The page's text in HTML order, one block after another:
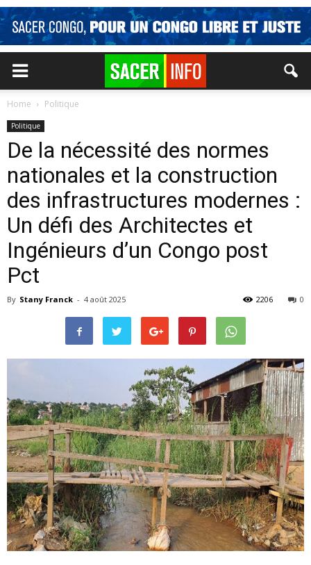
Home Politique
Politique
De la nécessité des normes
nationales et la construction
des infrastructures modernes :
Un défi des Architectes et
Ingénieurs d’un Congo post
Pct
By Stany Franck - 4 août 2025 0
2206